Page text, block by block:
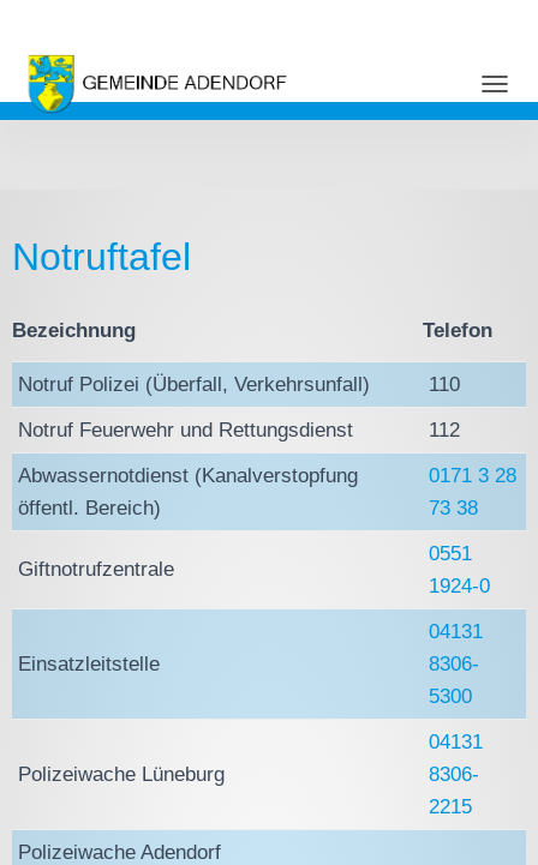
Notruftafel
Bezeichnung Telefon
Notruf Polizei (Überfall, Verkehrsunfall)
110
Notruf Feuerwehr und Rettungsdienst
112
Abwassernotdienst (Kanalverstopfung
öffentl. Bereich)
0171 3 28
73 38
Giftnotrufzentrale
0551
1924-0
Einsatzleitstelle
04131
8306-
5300
Polizeiwache Lüneburg
04131
8306-
2215
Polizeiwache Adendorf